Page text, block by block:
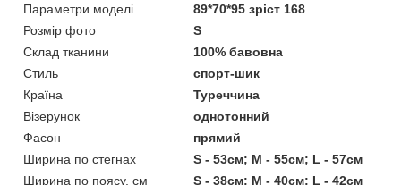
Параметри моделі
89*70*95 зріст 168
Розмір фото
S
Склад тканини
100% бавовна
Стиль
спорт-шик
Країна
Туреччина
Візерунок
однотонний
Фасон
прямий
Ширина по стегнах
S - 53см; M - 55см; L - 57см
Ширина по поясу, см
S - 38см; M - 40см; L - 42см